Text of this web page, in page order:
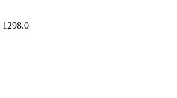
1298.0